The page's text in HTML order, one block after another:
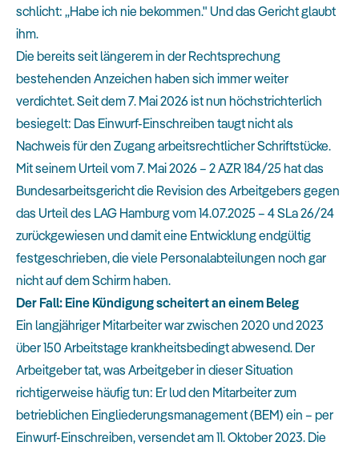
schlicht: „Habe ich nie bekommen." Und das Gericht glaubt
ihm.
Die bereits seit längerem in der Rechtsprechung
bestehenden Anzeichen haben sich immer weiter
verdichtet. Seit dem 7. Mai 2026 ist nun höchstrichterlich
besiegelt: Das Einwurf-Einschreiben taugt nicht als
Nachweis für den Zugang arbeitsrechtlicher Schriftstücke.
Mit seinem Urteil vom 7. Mai 2026 – 2 AZR 184/25 hat das
Bundesarbeitsgericht die Revision des Arbeitgebers gegen
das Urteil des LAG Hamburg vom 14.07.2025 – 4 SLa 26/24
zurückgewiesen und damit eine Entwicklung endgültig
festgeschrieben, die viele Personalabteilungen noch gar
nicht auf dem Schirm haben.
Der Fall: Eine Kündigung scheitert an einem Beleg
Ein langjähriger Mitarbeiter war zwischen 2020 und 2023
über 150 Arbeitstage krankheitsbedingt abwesend. Der
Arbeitgeber tat, was Arbeitgeber in dieser Situation
richtigerweise häufig tun: Er lud den Mitarbeiter zum
betrieblichen Eingliederungsmanagement (BEM) ein – per
Einwurf-Einschreiben, versendet am 11. Oktober 2023. Die